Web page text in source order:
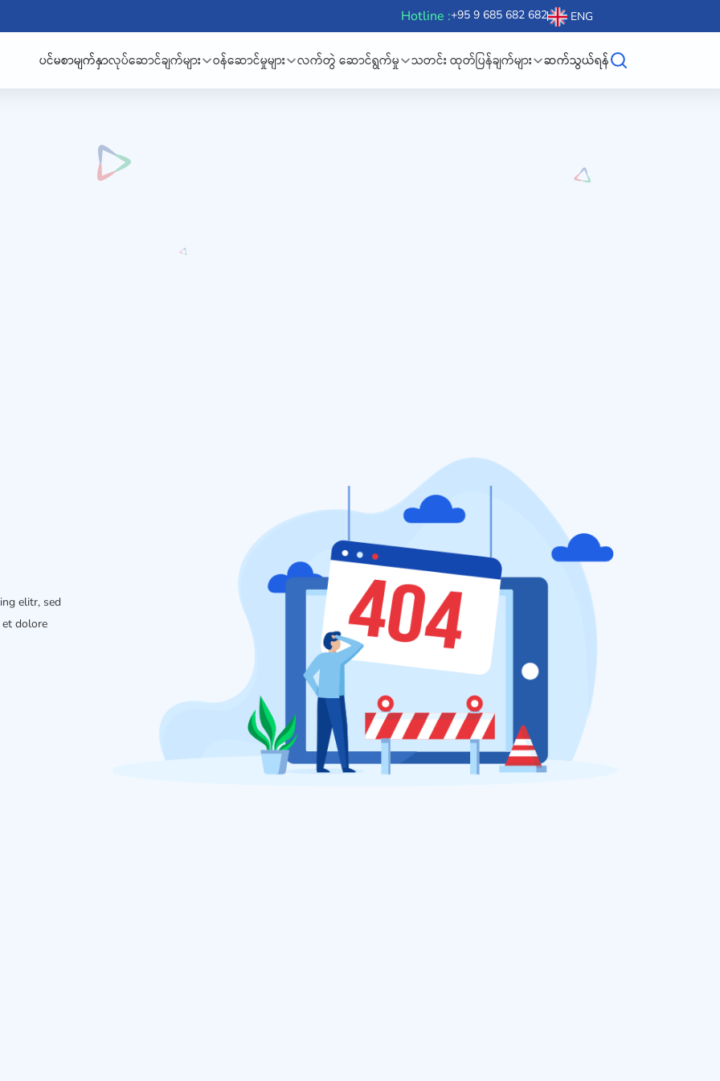
Hotline :+95 9 685 682 682 ENG
ပင်မစာမျက်နှာလုပ်ဆောင်ချက်များ ဝန်ဆောင်မှုများ လက်တွဲ ဆောင်ရွက်မှု သတင်း ထုတ်ပြန်ချက်များ ဆက်သွယ်ရန်
elitr, sed
dolore